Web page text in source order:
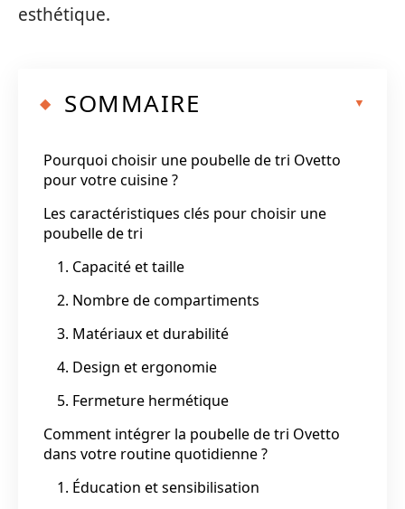
esthétique.
SOMMAIRE
Pourquoi choisir une poubelle de tri Ovetto
pour votre cuisine ?
Les caractéristiques clés pour choisir une
poubelle de tri
1. Capacité et taille
2. Nombre de compartiments
3. Matériaux et durabilité
4. Design et ergonomie
5. Fermeture hermétique
Comment intégrer la poubelle de tri Ovetto
dans votre routine quotidienne ?
1. Éducation et sensibilisation